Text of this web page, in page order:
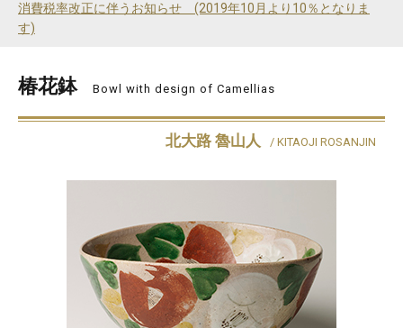
消費税率改正に伴うお知らせ (2019年10月より10％となりま
す)
椿花鉢 Bowl with design of Camellias
北大路 魯山人 / KITAOJI ROSANJIN